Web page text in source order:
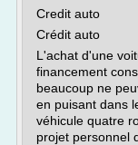
Credit auto
Crédit auto
L'achat d'une
financement
beaucoup ne
en puisant dans
véhicule quatre
projet personnel